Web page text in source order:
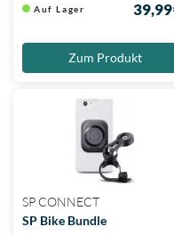
Auf Lager 39,99
Zum Produkt
SP CONNECT
SP Bike Bundle